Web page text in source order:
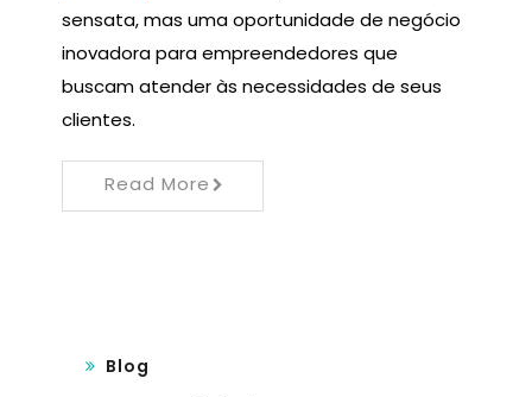
sensata, mas uma oportunidade de negócio
inovadora para empreendedores que
buscam atender às necessidades de seus
clientes.
Read More
Blog